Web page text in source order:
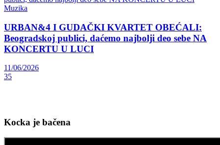
Muzika
URBAN&4 I GUDAČKI KVARTET OBEĆALI:
Beogradskoj publici, daćemo najbolji deo sebe NA
KONCERTU U LUCI
11/06/2026
35
Kocka je bačena